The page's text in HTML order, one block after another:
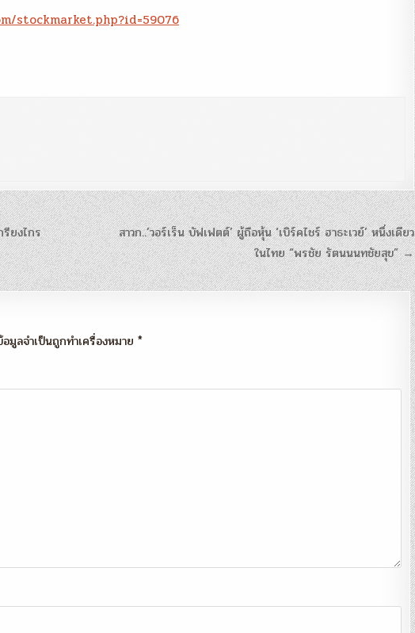
stockmarket.php?id=59076
สาวก..’วอร์เร็น บัฟเฟตต์’ ผู้ถือหุ้น ‘เบิร์คไชร์ ฮาธะเวย์’ หนึ่งเดียว
ในไทย “พรชัย รัตนนนทชัยสุข” →
ยงไกร
มูลจำเป็นถูกทำเครื่องหมาย *